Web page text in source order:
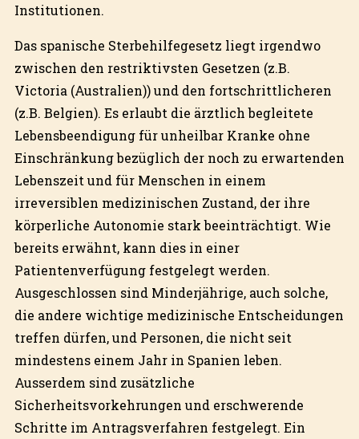
Institutionen.
Das spanische Sterbehilfegesetz liegt irgendwo
zwischen den restriktivsten Gesetzen (z.B.
Victoria (Australien)) und den fortschrittlicheren
(z.B. Belgien). Es erlaubt die ärztlich begleitete
Lebensbeendigung für unheilbar Kranke ohne
Einschränkung bezüglich der noch zu erwartenden
Lebenszeit und für Menschen in einem
irreversiblen medizinischen Zustand, der ihre
körperliche Autonomie stark beeinträchtigt. Wie
bereits erwähnt, kann dies in einer
Patientenverfügung festgelegt werden.
Ausgeschlossen sind Minderjährige, auch solche,
die andere wichtige medizinische Entscheidungen
treffen dürfen, und Personen, die nicht seit
mindestens einem Jahr in Spanien leben.
Ausserdem sind zusätzliche
Sicherheitsvorkehrungen und erschwerende
Schritte im Antragsverfahren festgelegt. Ein